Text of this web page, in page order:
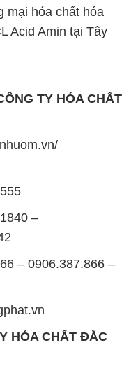
mại hóa chất hóa
Acid Amin tại Tây
TY HÓA CHẤT
–
– 0906.387.866 –
HÓA CHẤT ĐẮC